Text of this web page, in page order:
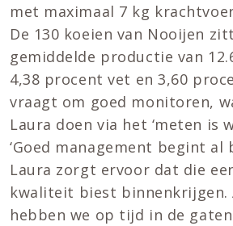
met maximaal 7 kg
De 130 koeien van Nooijen
gemiddelde productie van
4,38 procent vet en 3,60
vraagt om goed monitoren,
Laura doen via het ‘meten is
‘Goed management begint al
Laura zorgt ervoor dat die
kwaliteit biest binnenkrijgen.
hebben we op tijd in de